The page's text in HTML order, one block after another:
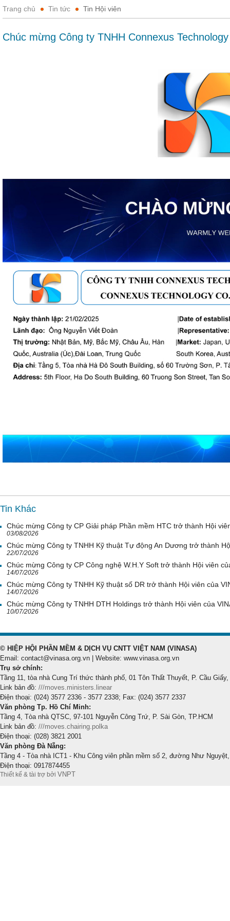
Trang chủ Tin tức Tin Hội viên
Chúc mừng Công ty TNHH Connexus
Tin Khác
Chúc mừng Công ty CP Giải pháp Phần mềm HTC trở thành Hội
03/08/2026
Chúc mừng Công ty TNHH Kỹ thuật Tự động An Dương trở thành
22/07/2026
Chúc mừng Công ty CP Công nghệ W.H.Y Soft trở thành Hội viên
14/07/2026
Chúc mừng Công ty TNHH Kỹ thuật số DR trở thành Hội viên của
14/07/2026
Chúc mừng Công ty TNHH DTH Holdings trở thành Hội viên của
10/07/2026
© HIỆP HỘI PHẦN MỀM & DỊCH VỤ CNTT VIỆT NAM (VINASA)
Email: contact@vinasa.org.vn | Website: www.vinasa.org.vn
Trụ sở chính:
Tầng 11, tòa nhà Cung Trí thức thành phố, 01 Tôn Thất Thuyết, P. Cầu Giấy,
Link bản đồ: ///moves.ministers.linear
Điện thoại: (024) 3577 2336 - 3577 2338; Fax: (024) 3577 2337
Văn phòng Tp. Hồ Chí Minh:
Tầng 4, Tòa nhà QTSC, 97-101 Nguyễn Công Trứ, P. Sài Gòn, TP.HCM
Link bản đồ: ///moves.chairing.polka
Điện thoại: (028) 3821 2001
Văn phòng Đà Nẵng:
Tầng 4 - Tòa nhà ICT1 - Khu Công viên phần mềm số 2, đường Như
Điện thoại: 0917874455
Thiết kế & tài trợ bởi VNPT